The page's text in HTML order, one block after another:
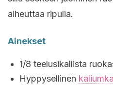
aiheuttaa ripulia.
Ainekset
1/8 teelusikallista
Hyppysellinen